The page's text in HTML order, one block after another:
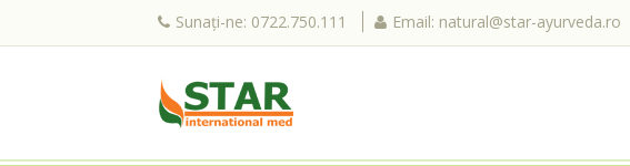
Sunați-ne: 0722.750.111 Email: natural@star-ayurveda.ro